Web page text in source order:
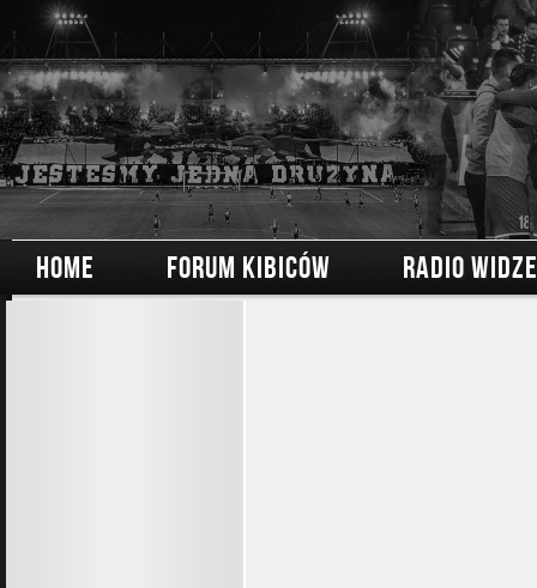
HOME FORUM KIBICÓW RADIO